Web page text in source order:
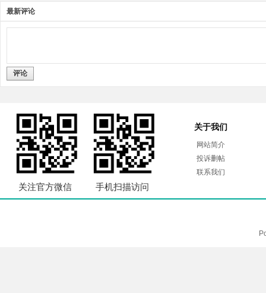
最新评论
评论
关注官方微信 手机扫描访问
关于我们
网站简介
投诉删帖
联系我们